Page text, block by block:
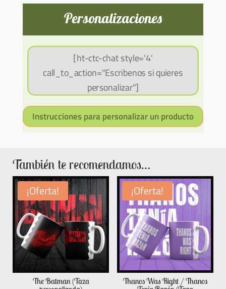
Personalizaciones
[ht-ctc-chat style='4'
call_to_action="Escribenos si quieres
personalizar"]
Instrucciones para personalizar un producto
También te recomendamos…
¡Oferta!
The Batman (Taza
¡Oferta!
Thanos Was Right / Thanos